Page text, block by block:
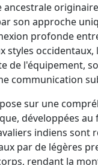
son approche
profonde
styles
de l'équipement,
communication
sur une
développées
indiens sont
par de légères
rendant la